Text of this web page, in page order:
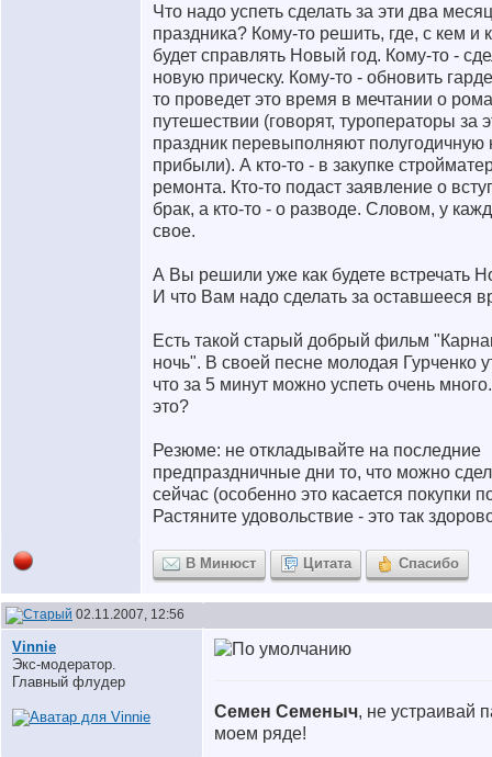
Что надо успеть сделать за эти два
праздника? Кому-то решить, где, с кем и
будет справлять Новый год. Кому-то -
новую прическу. Кому-то - обновить
то проведет это время в мечтании о
путешествии (говорят, туроператоры за
праздник перевыполняют полугодичную
прибыли). А кто-то - в закупке
ремонта. Кто-то подаст заявление о
брак, а кто-то - о разводе. Словом, у
свое.
А Вы решили уже как будете встречать
И что Вам надо сделать за оставшееся
Есть такой старый добрый фильм
ночь". В своей песне молодая Гурченко
что за 5 минут можно успеть очень
это?
Резюме: не откладывайте на последние
предпраздничные дни то, что можно
сейчас (особенно это касается покупки
Растяните удовольствие - это так
В Минюст Цитата Спасибо
02.11.2007, 12:56
Vinnie
Экс-модератор.
Главный флудер
Семен Семеныч, не устраивай
моем ряде!